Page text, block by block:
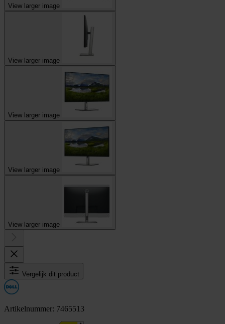
View larger image
View larger image
View larger image
View larger image
View larger image
Vergelijk dit product
Artikelnummer: 7465513